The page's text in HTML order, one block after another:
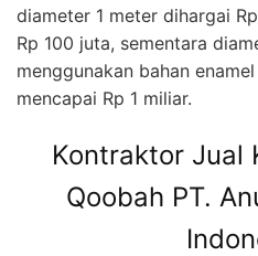
diameter 1 meter dihargai
Rp 100 juta, sementara
menggunakan bahan
mencapai Rp 1 miliar.
Kontraktor Jual
Qoobah PT.